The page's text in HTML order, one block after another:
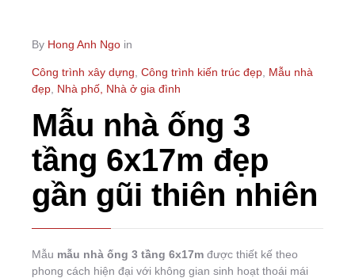
By Hong Anh Ngo in
Công trình xây dựng Công trình kiến trúc đẹp Mẫu nhà
đẹp Nhà phố, Nhà ở gia đình
Mẫu nhà ống 3
tầng 6x17m đẹp
gần gũi thiên nhiên
Mẫu mẫu nhà ống 3 tầng 6x17m được thiết kế theo
phong cách hiện đại với không gian sinh hoạt thoái mái